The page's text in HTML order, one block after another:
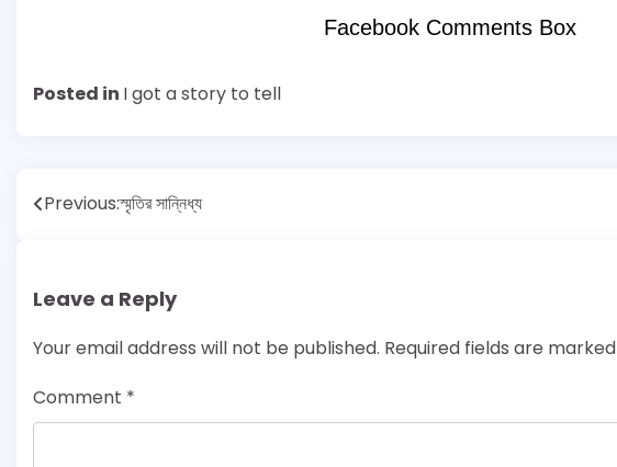
Facebook Comments Box
Posted in I got a story to tell
Post
Previous:স্মৃতির সান্নিধ্য
Leave a Reply
Your email address will not be published. Required fields are marked
Comment *